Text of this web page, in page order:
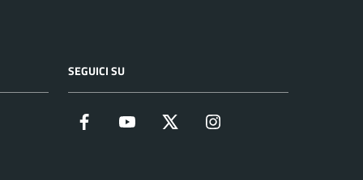
SEGUICI SU
Facebook YouTube Twitter